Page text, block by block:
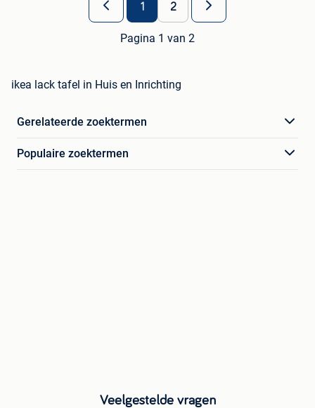
1 2
Pagina 1 van 2
ikea lack tafel in Huis en Inrichting
Gerelateerde zoektermen
Populaire zoektermen
Veelgestelde vragen